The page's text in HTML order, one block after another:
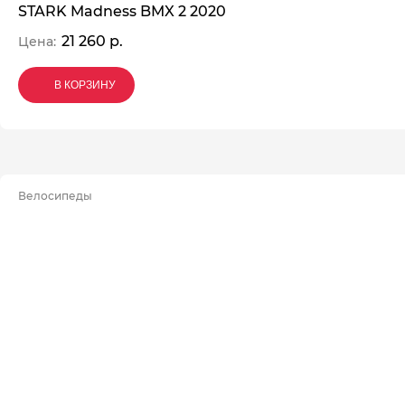
STARK Madness BMX 2 2020
Цена: 21 260 р.
В КОРЗИНУ
В КОРЗИНУ
В КОРЗИНУ
Велосипеды